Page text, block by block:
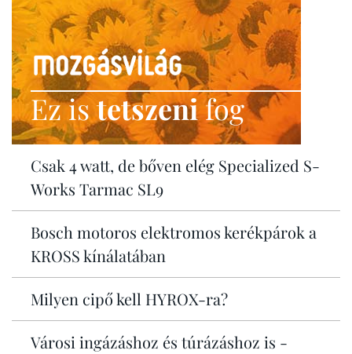
Ez istetszenifog
Csak 4 watt, de bőven elég Specialized S-
Works Tarmac SL9
Bosch motoros elektromos kerékpárok a
KROSS kínálatában
Milyen cipő kell HYROX-ra?
Városi ingázáshoz és túrázáshoz is -